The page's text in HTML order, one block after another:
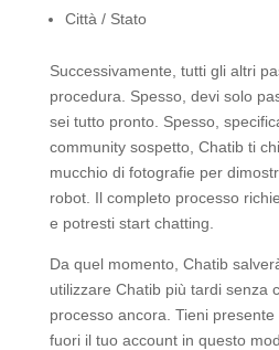
Città / Stato
Successivamente, tutti gli altri
procedura. Spesso, devi solo
sei tutto pronto. Spesso,
community sospetto, Chatib ti
mucchio di fotografie per
robot. Il completo processo
e potresti start chatting.
Da quel momento, Chatib
utilizzare Chatib più tardi senza
processo ancora. Tieni
fuori il tuo account in questo